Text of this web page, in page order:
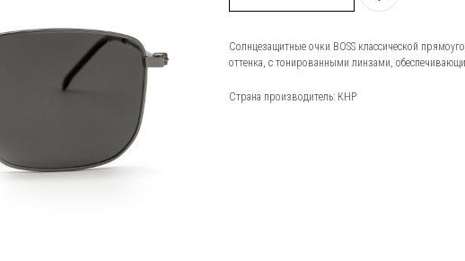
Солнцезащитные очки BOSS классической
оттенка, с тонированными линзами,
Страна производитель: КНР